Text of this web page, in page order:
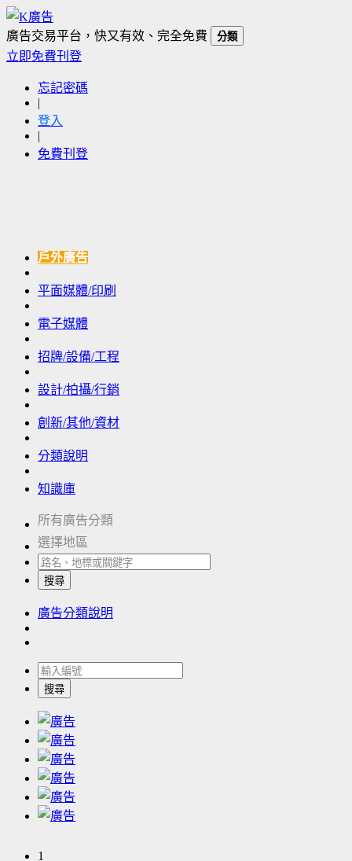
廣告交易平台，快又有效、完全免費 分類
立即免費刊登
忘記密碼
|
登入
|
免費刊登
戶外廣告
平面媒體/印刷
電子媒體
招牌/設備/工程
設計/拍攝/行銷
創新/其他/資材
分類說明
知識庫
所有廣告分類
選擇地區
搜尋
廣告分類說明
搜尋
1